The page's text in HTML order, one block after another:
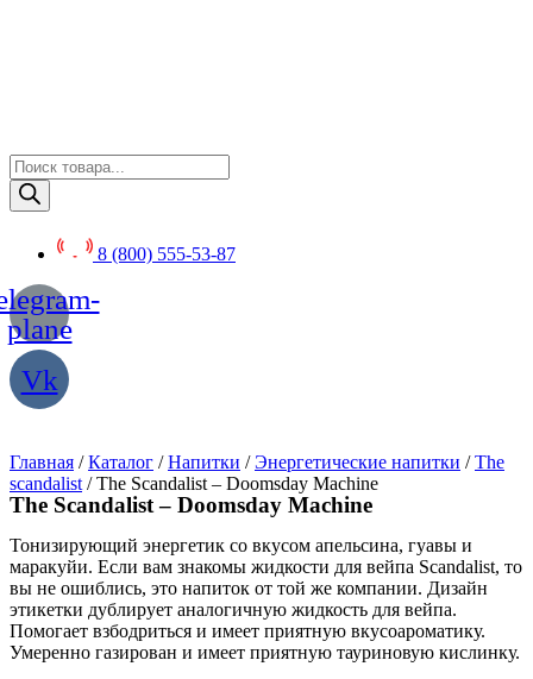
Поиск
товаров
8 (800) 555-53-87
plane
Vk
Главная /Каталог /Напитки /Энергетические напитки /The
scandalist / The Scandalist – Doomsday Machine
The Scandalist – Doomsday Machine
Тонизирующий энергетик со вкусом апельсина, гуавы и
маракуйи. Если вам знакомы жидкости для вейпа Scandalist, то
вы не ошиблись, это напиток от той же компании. Дизайн
этикетки дублирует аналогичную жидкость для вейпа.
Помогает взбодриться и имеет приятную вкусоароматику.
Умеренно газирован и имеет приятную тауриновую кислинку.